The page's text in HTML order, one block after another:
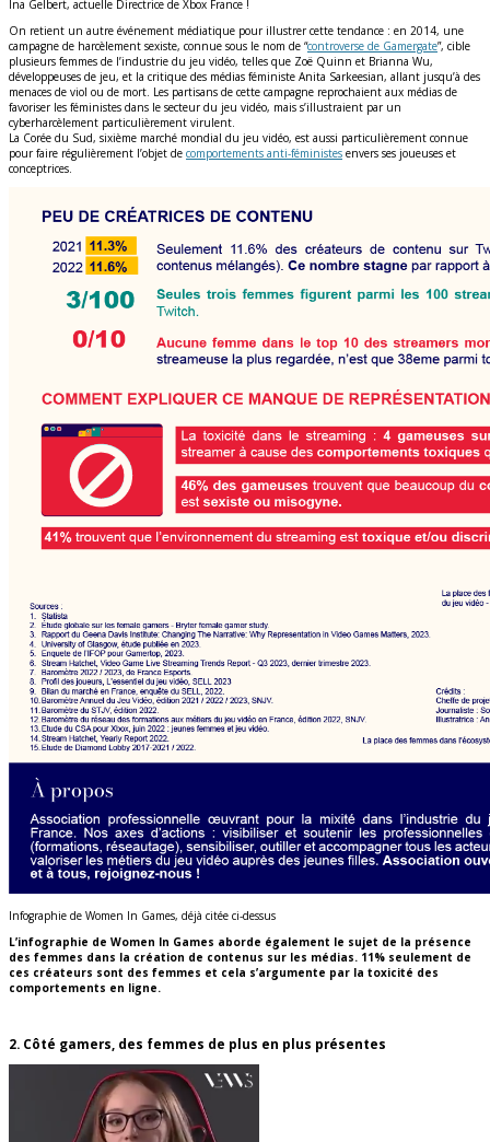
Ina Gelbert, actuelle Directrice de Xbox France !
On retient un autre événement médiatique pour illustrer cette tendance : en 2014, une
campagne de harcèlement sexiste, connue sous le nom de “controverse de Gamergate”, cible
plusieurs femmes de l’industrie du jeu vidéo, telles que Zoë Quinn et Brianna Wu,
développeuses de jeu, et la critique des médias féministe Anita Sarkeesian, allant jusqu’à des
menaces de viol ou de mort. Les partisans de cette campagne reprochaient aux médias de
favoriser les féministes dans le secteur du jeu vidéo, mais s’illustraient par un
cyberharcèlement particulièrement virulent.
La Corée du Sud, sixième marché mondial du jeu vidéo, est aussi particulièrement connue
pour faire régulièrement l’objet de comportements anti-féministes envers ses joueuses et
conceptrices.
Infographie de Women In Games, déjà citée ci-dessus
L’infographie de Women In Games aborde également le sujet de la présence
des femmes dans la création de contenus sur les médias. 11% seulement de
ces créateurs sont des femmes et cela s’argumente par la toxicité des
comportements en ligne.
2. Côté gamers, des femmes de plus en plus présentes